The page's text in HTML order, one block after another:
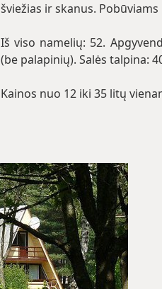
šviežias ir skanus.
Iš viso namelių: 52.
(be palapinių). Salės talpina:
Kainos nuo 12 iki 35 litų